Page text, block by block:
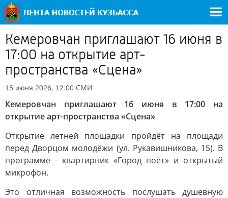
Кемеровчан приглашают 16 июня в
17:00 на открытие арт-
пространства «Сцена»
15 июня 2026, 12:00 СМИ
Кемеровчан приглашают 16 июня в 17:00 на
открытие арт-пространства «Сцена»
Открытие летней площадки пройдёт на площади
перед Дворцом молодёжи (ул. Рукавишникова, 15). В
программе - квартирник «Город поёт» и открытый
микрофон.
Это отличная возможность послушать душевную